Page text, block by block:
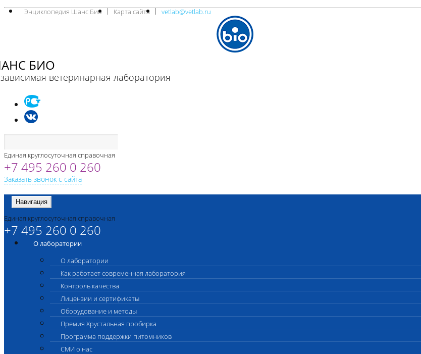
Энциклопедия Шанс Био Карта сайта vetlab@vetlab.ru
БИО
ветеринарная лаборатория
Единая круглосуточная справочная
+7 495 260 0 260
Заказать звонок с сайта
Навигация
Единая круглосуточная справочная
+7 495 260 0 260
О лаборатории
О лаборатории
Как работает современная лаборатория
Контроль качества
Лицензии и сертификаты
Оборудование и методы
Премия Хрустальная пробирка
Программа поддержки питомников
СМИ о нас